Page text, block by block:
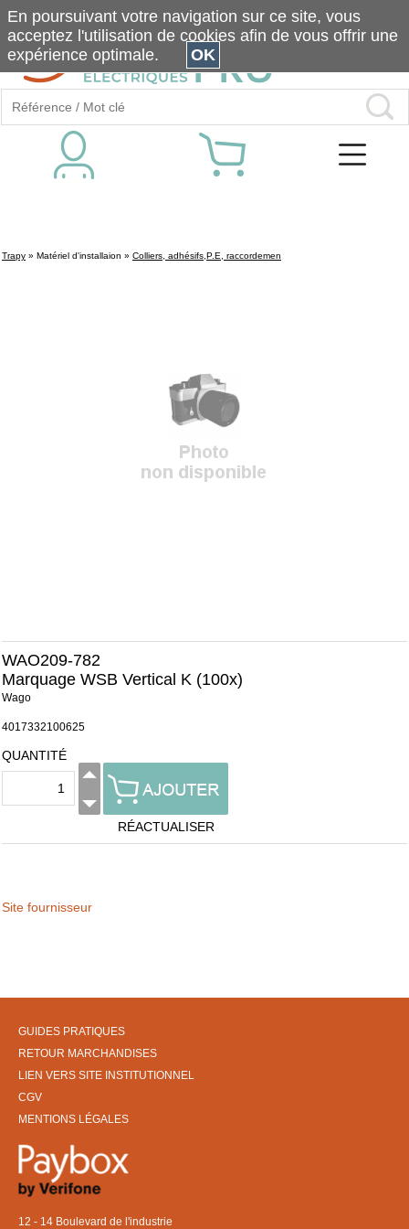
Trapy » Matériel d'installaion » Colliers, adhésifs,P.E, raccordemen
WAO209-782
Marquage WSB Vertical K (100x)
Wago
4017332100625
QUANTITÉ
RÉACTUALISER
Site fournisseur
GUIDES PRATIQUES
RETOUR MARCHANDISES
LIEN VERS SITE INSTITUTIONNEL
CGV
MENTIONS LÉGALES
12 - 14 Boulevard de l'industrie
En poursuivant votre navigation sur ce site, vous
acceptez l'utilisation de cookies afin de vous offrir une
expérience optimale.
OK